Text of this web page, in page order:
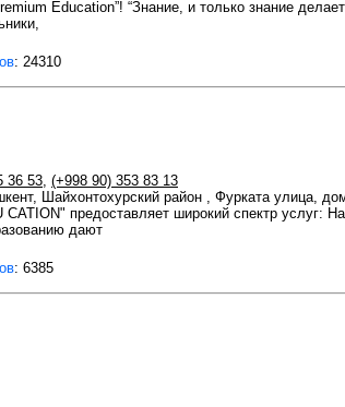
Education”! “Знание, и только знание
: 24310
36 53, (+998 90) 353 83 13
Шайхонтохурский район , Фурката улица,
CATION" предоставляет широкий спектр услуг:
дают
: 6385